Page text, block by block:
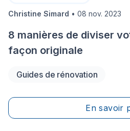
Christine Simard • 08 nov. 2023
8 manières de diviser
façon originale
Guides de rénovation
En savoir